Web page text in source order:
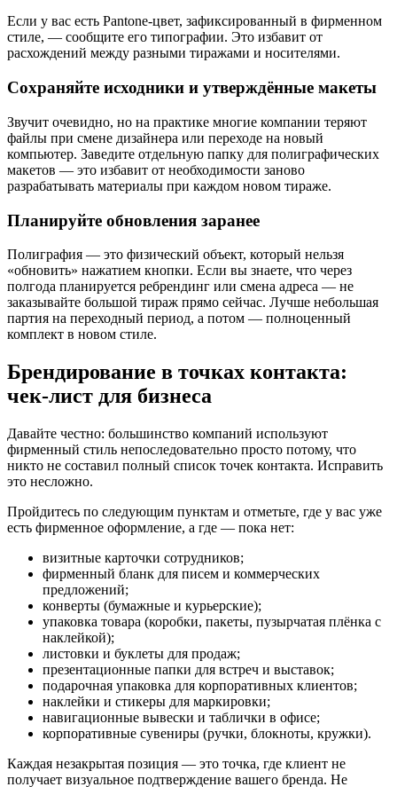
Если у вас есть Pantone-цвет, зафиксированный в фирменном
стиле, — сообщите его типографии. Это избавит от
расхождений между разными тиражами и носителями.
Сохраняйте исходники и утверждённые макеты
Звучит очевидно, но на практике многие компании теряют
файлы при смене дизайнера или переходе на новый
компьютер. Заведите отдельную папку для полиграфических
макетов — это избавит от необходимости заново
разрабатывать материалы при каждом новом тираже.
Планируйте обновления заранее
Полиграфия — это физический объект, который нельзя
«обновить» нажатием кнопки. Если вы знаете, что через
полгода планируется ребрендинг или смена адреса — не
заказывайте большой тираж прямо сейчас. Лучше небольшая
партия на переходный период, а потом — полноценный
комплект в новом стиле.
Брендирование в точках контакта:
чек-лист для бизнеса
Давайте честно: большинство компаний используют
фирменный стиль непоследовательно просто потому, что
никто не составил полный список точек контакта. Исправить
это несложно.
Пройдитесь по следующим пунктам и отметьте, где у вас уже
есть фирменное оформление, а где — пока нет:
визитные карточки сотрудников;
фирменный бланк для писем и коммерческих
предложений;
конверты (бумажные и курьерские);
упаковка товара (коробки, пакеты, пузырчатая плёнка с
наклейкой);
листовки и буклеты для продаж;
презентационные папки для встреч и выставок;
подарочная упаковка для корпоративных клиентов;
наклейки и стикеры для маркировки;
навигационные вывески и таблички в офисе;
корпоративные сувениры (ручки, блокноты, кружки).
Каждая незакрытая позиция — это точка, где клиент не
получает визуальное подтверждение вашего бренда. Не